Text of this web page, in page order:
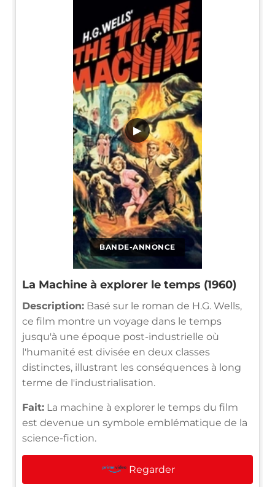
BANDE-ANNONCE
▶
La Machine à explorer le temps (1960)
Description: Basé sur le roman de H.G. Wells,
ce film montre un voyage dans le temps
jusqu'à une époque post-industrielle où
l'humanité est divisée en deux classes
distinctes, illustrant les conséquences à long
terme de l'industrialisation.
Fait: La machine à explorer le temps du film
est devenue un symbole emblématique de la
science-fiction.
Regarder